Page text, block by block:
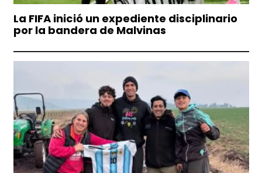
La FIFA inició un expediente disciplinario
por la bandera de Malvinas